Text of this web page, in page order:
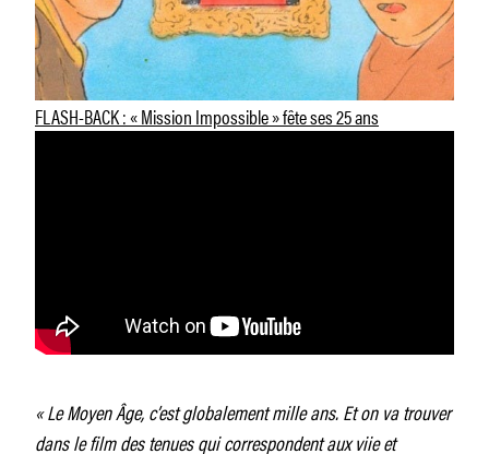
FLASH-BACK : « Mission Impossible » fête ses 25 ans
« Le Moyen Âge, c’est globalement mille ans. Et on va trouver
dans le film des tenues qui correspondent aux viie et